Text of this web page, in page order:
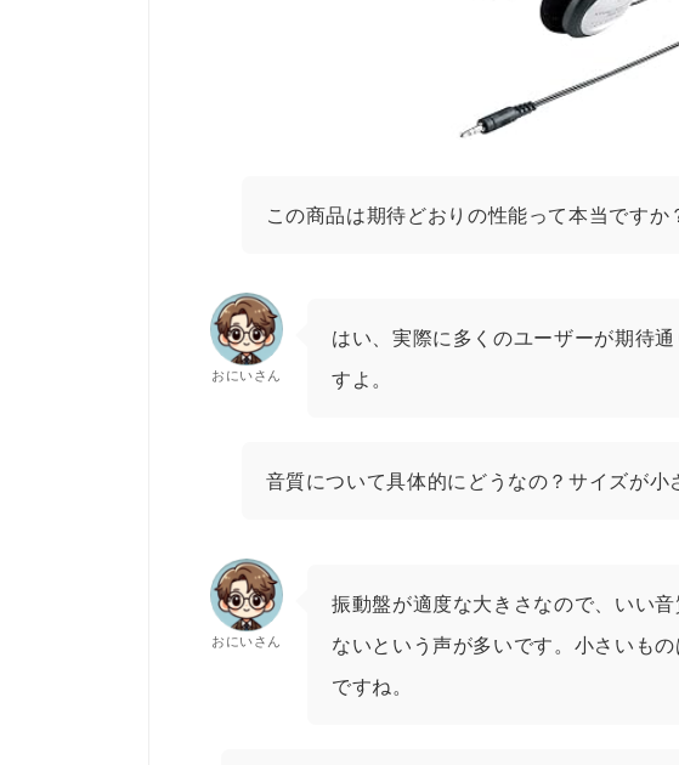
この商品は期待どおりの性能って本当ですか
おにいさん
はい、実際に多くのユーザーが期待
すよ。
音質について具体的にどうなの？サイズが小
おにいさん
振動盤が適度な大きさなので、いい
ないという声が多いです。小さいも
ですね。